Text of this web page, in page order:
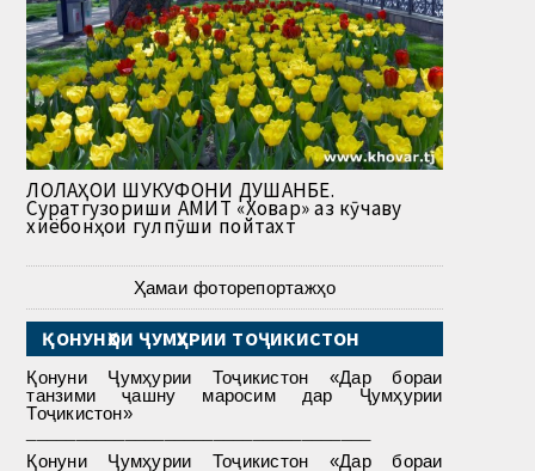
ЛОЛАҲОИ ШУКУФОНИ ДУШАНБЕ.
Суратгузориши АМИТ «Ховар» аз кӯчаву
хиёбонҳои гулпӯши пойтахт
Ҳамаи фоторепортажҳо
ҚОНУНҲОИ ҶУМҲУРИИ ТОҶИКИСТОН
Қонуни Ҷумҳурии Тоҷикистон «Дар бораи
танзими ҷашну маросим дар Ҷумҳурии
Тоҷикистон»
Қонуни Ҷумҳурии Тоҷикистон «Дар бораи